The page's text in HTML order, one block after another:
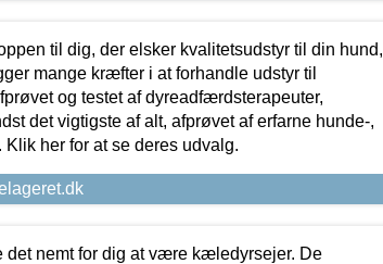
til dig, der elsker kvalitetsudstyr til din hund,
mange kræfter i at forhandle udstyr til
og testet af dyreadfærdsterapeuter,
det vigtigste af alt, afprøvet af erfarne hunde-,
Klik her for at se deres udvalg.
det nemt for dig at være kæledyrsejer. De